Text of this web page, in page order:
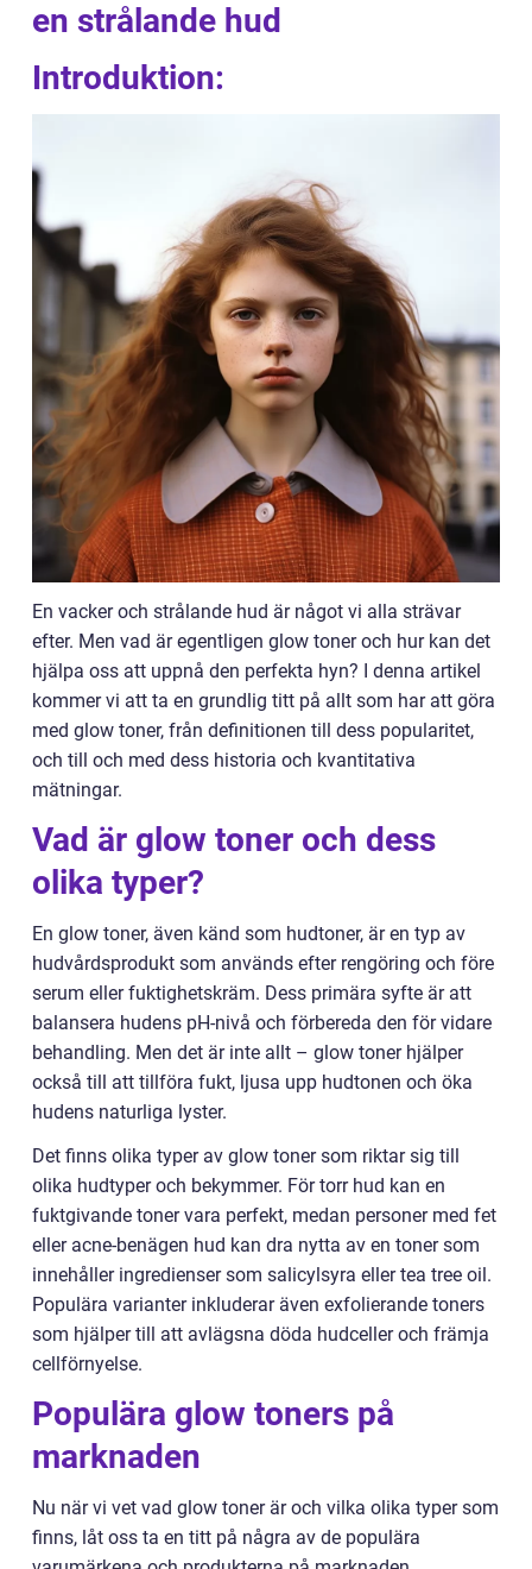
en strålande hud
Introduktion:
En vacker och strålande hud är något vi alla strävar
efter. Men vad är egentligen glow toner och hur kan det
hjälpa oss att uppnå den perfekta hyn? I denna artikel
kommer vi att ta en grundlig titt på allt som har att göra
med glow toner, från definitionen till dess popularitet,
och till och med dess historia och kvantitativa
mätningar.
Vad är glow toner och dess
olika typer?
En glow toner, även känd som hudtoner, är en typ av
hudvårdsprodukt som används efter rengöring och före
serum eller fuktighetskräm. Dess primära syfte är att
balansera hudens pH-nivå och förbereda den för vidare
behandling. Men det är inte allt – glow toner hjälper
också till att tillföra fukt, ljusa upp hudtonen och öka
hudens naturliga lyster.
Det finns olika typer av glow toner som riktar sig till
olika hudtyper och bekymmer. För torr hud kan en
fuktgivande toner vara perfekt, medan personer med fet
eller acne-benägen hud kan dra nytta av en toner som
innehåller ingredienser som salicylsyra eller tea tree oil.
Populära varianter inkluderar även exfolierande toners
som hjälper till att avlägsna döda hudceller och främja
cellförnyelse.
Populära glow toners på
marknaden
Nu när vi vet vad glow toner är och vilka olika typer som
finns, låt oss ta en titt på några av de populära